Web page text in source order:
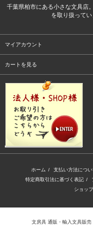
千葉県柏市にある小さな文具店
を取り扱って
マイアカウント
カートを見る
ホーム / 支払い方法につい
特定商取引法に基づく表記 /
ショッ
文房具 通販・輸入文具販